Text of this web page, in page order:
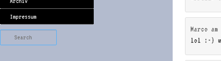
Impressum
Marco am
lol :-)